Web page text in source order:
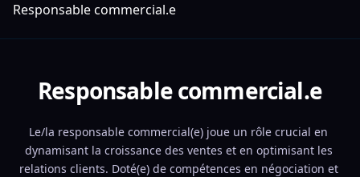
Responsable commercial.e
Responsable commercial.e
Le/la responsable commercial(e) joue un rôle crucial en
dynamisant la croissance des ventes et en optimisant les
relations clients. Doté(e) de compétences en négociation et